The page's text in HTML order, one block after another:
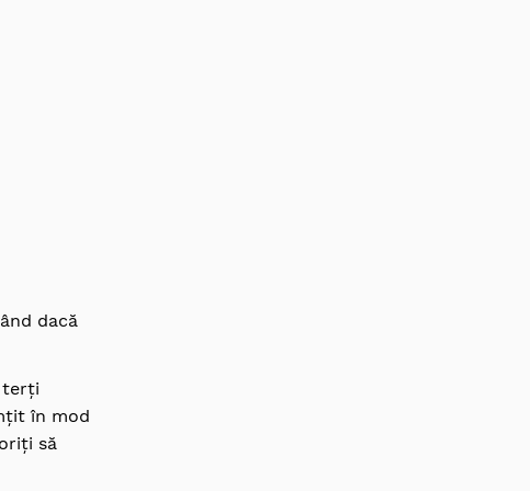
dacă
terți
în mod
să